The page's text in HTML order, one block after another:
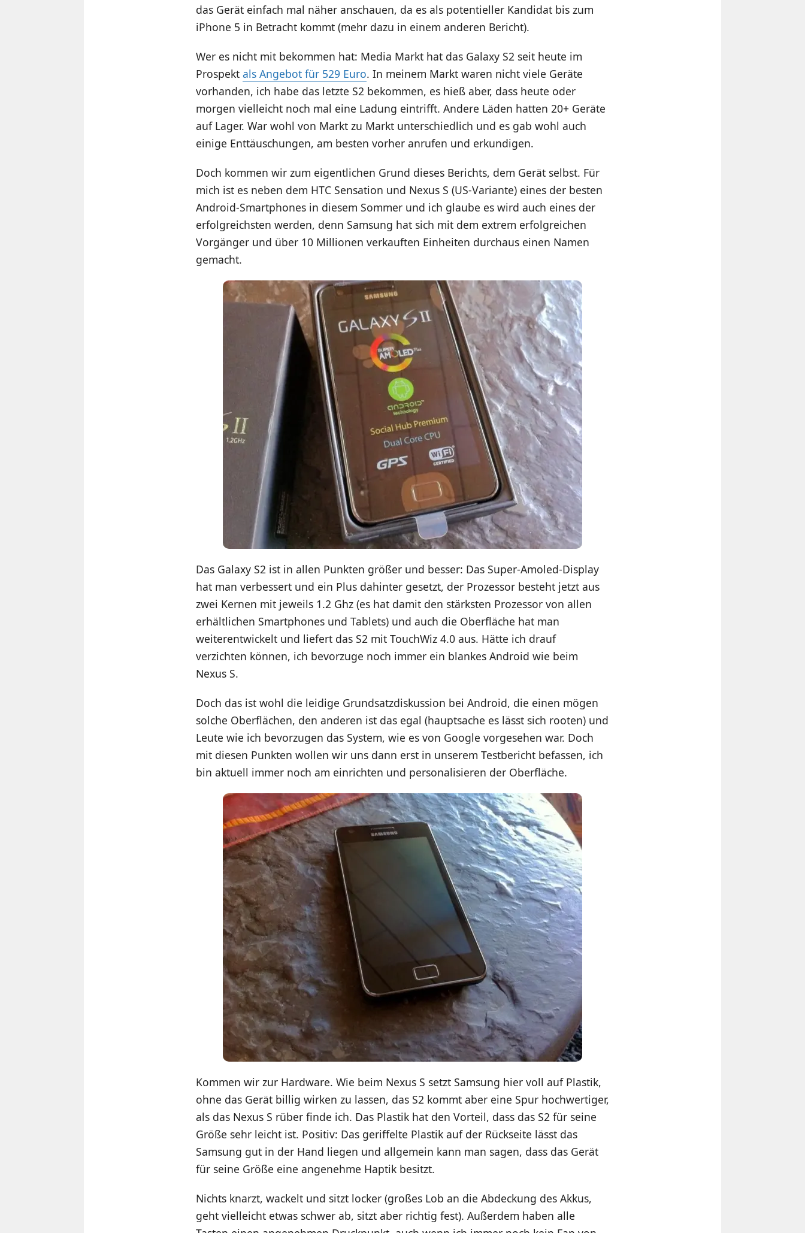
das Gerät einfach mal näher anschauen, da es als potentieller Kandidat bis zum
iPhone 5 in Betracht kommt (mehr dazu in einem anderen Bericht).
Wer es nicht mit bekommen hat: Media Markt hat das Galaxy S2 seit heute im
Prospekt als Angebot für 529 Euro. In meinem Markt waren nicht viele Geräte
vorhanden, ich habe das letzte S2 bekommen, es hieß aber, dass heute oder
morgen vielleicht noch mal eine Ladung eintrifft. Andere Läden hatten 20+ Geräte
auf Lager. War wohl von Markt zu Markt unterschiedlich und es gab wohl auch
einige Enttäuschungen, am besten vorher anrufen und erkundigen.
Doch kommen wir zum eigentlichen Grund dieses Berichts, dem Gerät selbst. Für
mich ist es neben dem HTC Sensation und Nexus S (US-Variante) eines der besten
Android-Smartphones in diesem Sommer und ich glaube es wird auch eines der
erfolgreichsten werden, denn Samsung hat sich mit dem extrem erfolgreichen
Vorgänger und über 10 Millionen verkauften Einheiten durchaus einen Namen
gemacht.
Das Galaxy S2 ist in allen Punkten größer und besser: Das Super-Amoled-Display
hat man verbessert und ein Plus dahinter gesetzt, der Prozessor besteht jetzt aus
zwei Kernen mit jeweils 1.2 Ghz (es hat damit den stärksten Prozessor von allen
erhältlichen Smartphones und Tablets) und auch die Oberfläche hat man
weiterentwickelt und liefert das S2 mit TouchWiz 4.0 aus. Hätte ich drauf
verzichten können, ich bevorzuge noch immer ein blankes Android wie beim
Nexus S.
Doch das ist wohl die leidige Grundsatzdiskussion bei Android, die einen mögen
solche Oberflächen, den anderen ist das egal (hauptsache es lässt sich rooten) und
Leute wie ich bevorzugen das System, wie es von Google vorgesehen war. Doch
mit diesen Punkten wollen wir uns dann erst in unserem Testbericht befassen, ich
bin aktuell immer noch am einrichten und personalisieren der Oberfläche.
Kommen wir zur Hardware. Wie beim Nexus S setzt Samsung hier voll auf Plastik,
ohne das Gerät billig wirken zu lassen, das S2 kommt aber eine Spur hochwertiger,
als das Nexus S rüber finde ich. Das Plastik hat den Vorteil, dass das S2 für seine
Größe sehr leicht ist. Positiv: Das geriffelte Plastik auf der Rückseite lässt das
Samsung gut in der Hand liegen und allgemein kann man sagen, dass das Gerät
für seine Größe eine angenehme Haptik besitzt.
Nichts knarzt, wackelt und sitzt locker (großes Lob an die Abdeckung des Akkus,
geht vielleicht etwas schwer ab, sitzt aber richtig fest). Außerdem haben alle